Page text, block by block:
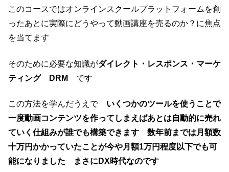
このコースではオンラインスクールプラットフォームを創
ったあとに実際にどうやって動画講座を売るのか？に焦点
を当てます
そのために必要な知識がダイレクト・レスポンス・マーケ
ティング DRM
です
この方法を学んだうえで いくつかのツールを使うことで
一度動画コンテンツを作ってしまえばあとは自動的に売れ
ていく仕組みが誰でも構築できます
数年前までは月額数
十万円かかっていたことが今や月額1万円程度以下でも可
能になりました まさにDX時代なのです